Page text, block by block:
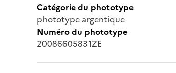
Catégorie du phototype
phototype argentique
Numéro du phototype
20086605831ZE